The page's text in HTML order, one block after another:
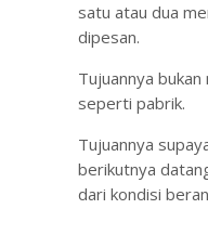
satu atau dua
dipesan.
Tujuannya
seperti pabrik.
Tujuannya
berikutnya
dari kondisi